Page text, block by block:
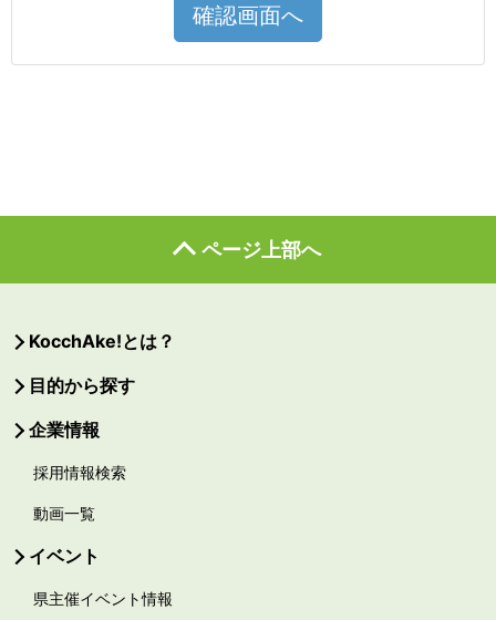
確認画面へ
ページ上部へ
KocchAke!とは？
目的から探す
企業情報
採用情報検索
動画一覧
イベント
県主催イベント情報